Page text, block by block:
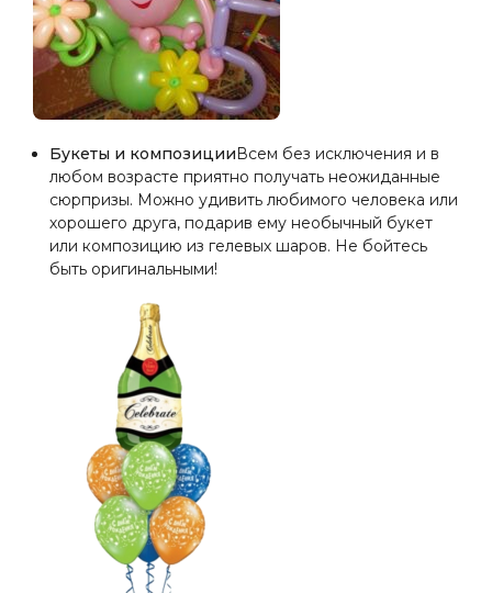
Букеты и композицииВсем без исключения и в
любом возрасте приятно получать неожиданные
сюрпризы. Можно удивить любимого человека или
хорошего друга, подарив ему необычный букет
или композицию из гелевых шаров. Не бойтесь
быть оригинальными!